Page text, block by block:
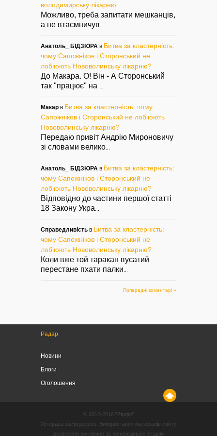
володимирську лікарню
Можливо, треба запитати мешканців,
а не втаємничув
Анатоль_ БІДЗЮРА в Битва за кластерність:
чому Сапожніков і Сторонський не
лобіюють Нововолинську лікарню?
До Макара. О! Він - А Сторонський
так "працює" на
Макар в Битва за кластерність: чому
Сапожніков і Сторонський не лобіюють
Нововолинську лікарню?
Передаю привіт Андрію Мироновичу
зі словами велико
Анатоль_ БІДЗЮРА в Битва за кластерність:
чому Сапожніков і Сторонський не
лобіюють Нововолинську лікарню?
Відповідно до частини першої статті
18 Закону Укра
Справедливість в Битва за кластерність:
чому Сапожніков і Сторонський не
лобіюють Нововолинську лікарню?
Коли вже той таракан вусатий
перестане пхати палки
Попередні коментарі »
Радар
Новини
Блоги
Оголошення
© 2012-2016 “Радар”
Усі права застережено. Використання матеріалів сайту
дозволено виключно за попередньою згодою